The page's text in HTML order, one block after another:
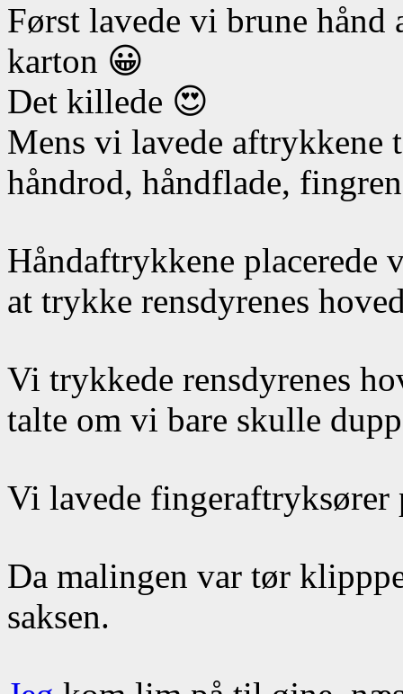
Først lavede vi brune hånd
karton 😀
Det killede 😍
Mens vi lavede aftrykkene
håndrod, håndflade,
Håndaftrykkene placerede
at trykke rensdyrenes
Vi trykkede rensdyrenes
talte om vi bare skulle
Vi lavede fingeraftryksører
Da malingen var tør
saksen.